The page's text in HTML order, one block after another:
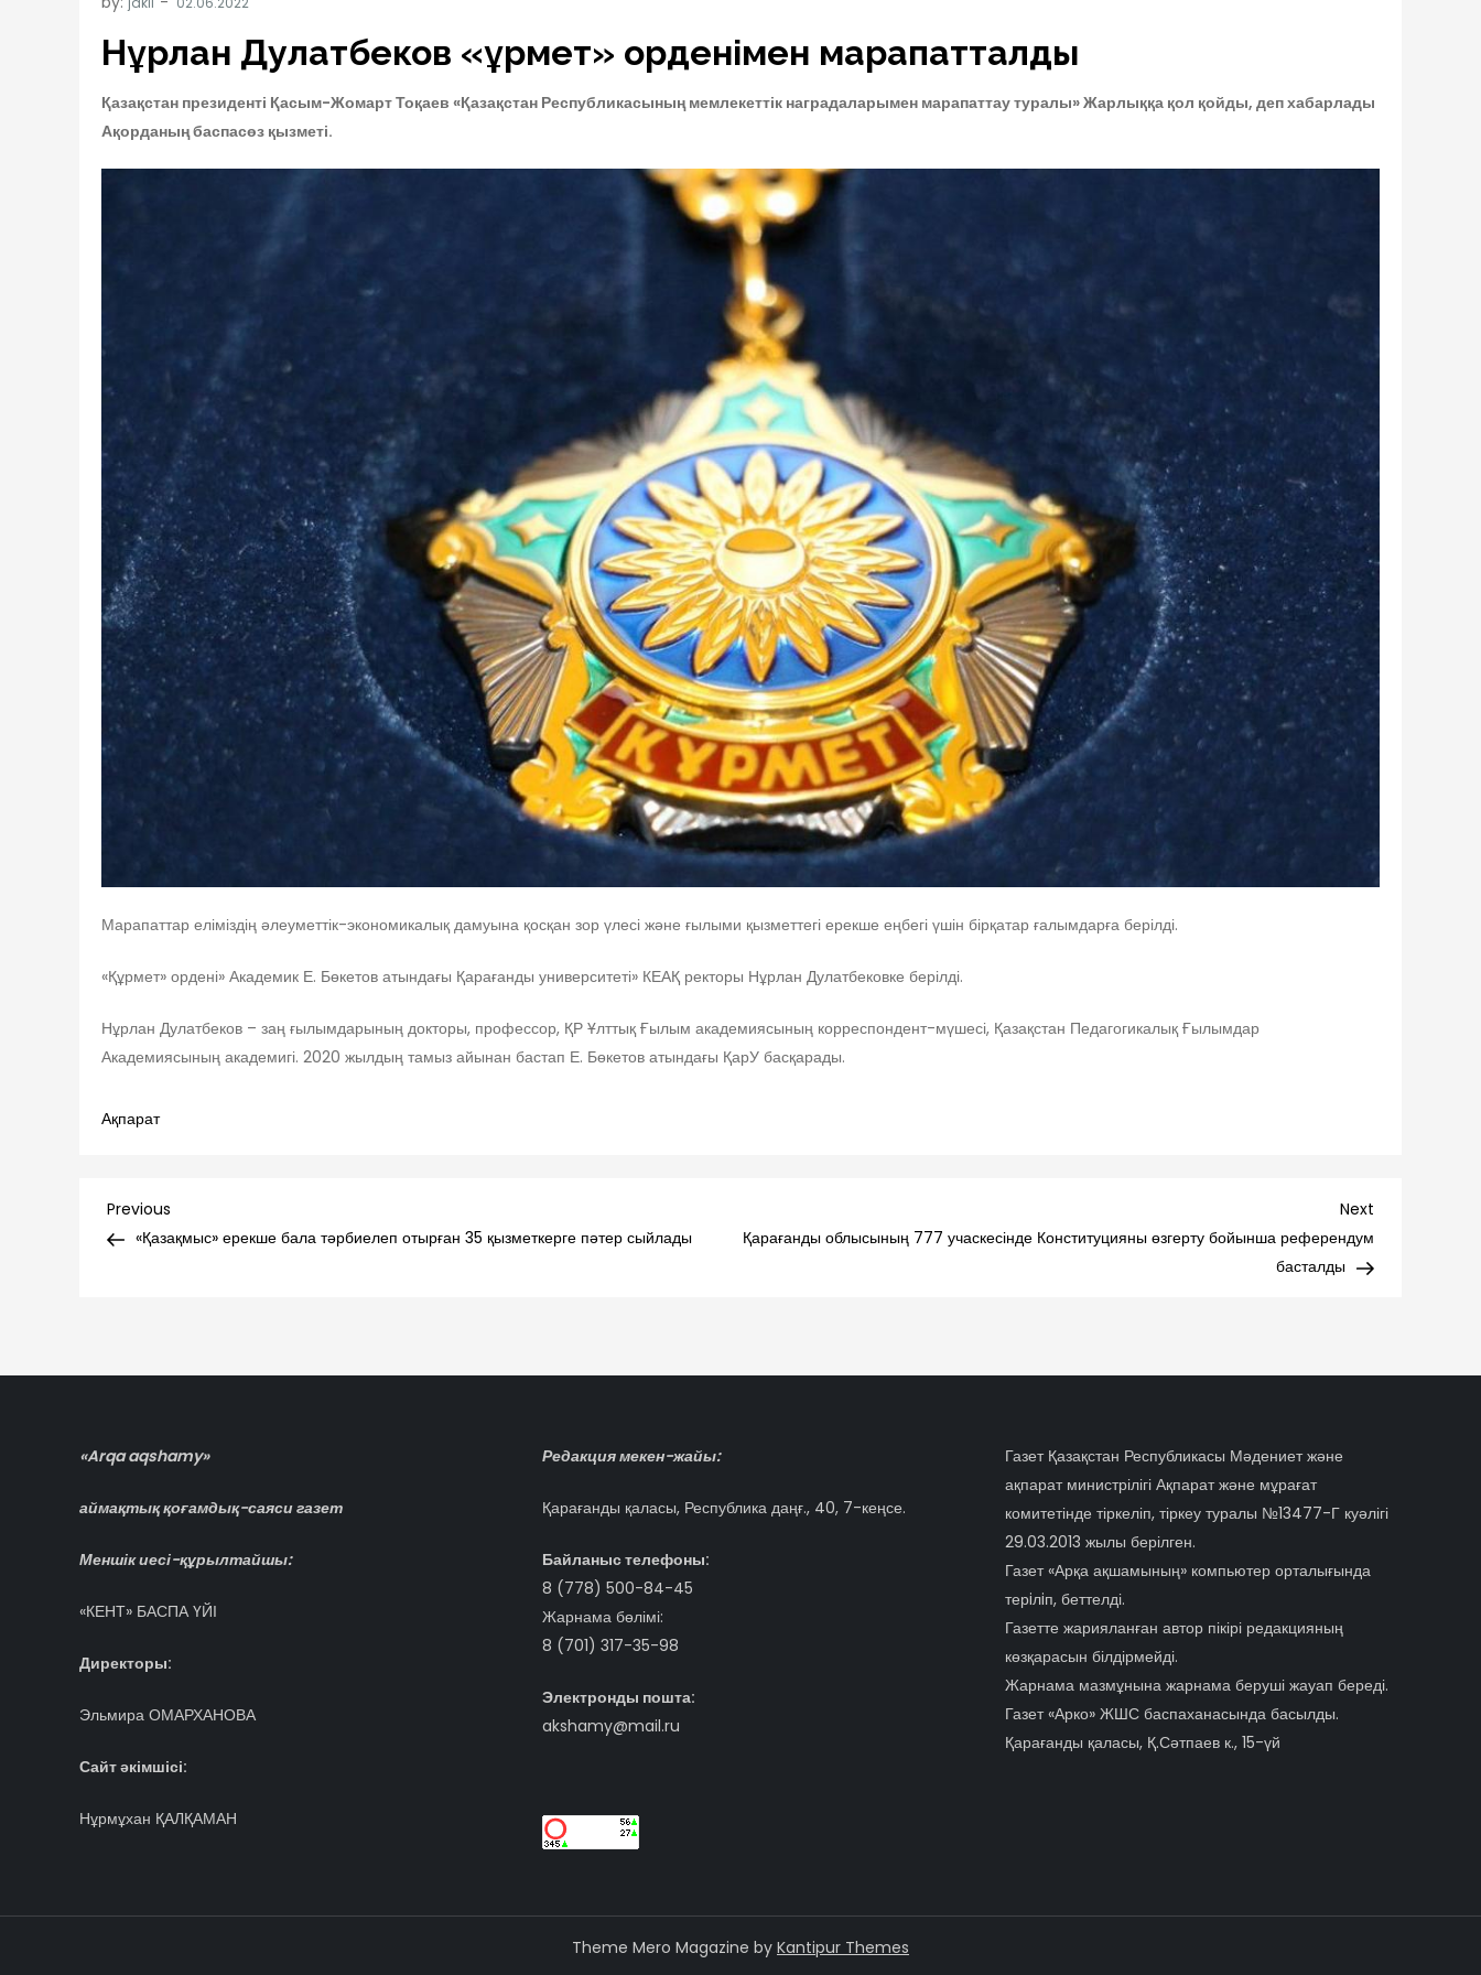
Нұрлан Дулатбеков «Құрмет» орденімен марапатталды
Қазақстан президенті Қасым-Жомарт Тоқаев «Қазақстан Республикасының мемлекеттік наградаларымен марапаттау туралы» Жарлыққа қол қойды, деп хабарлады
Ақорданың баспасөз қызметі.
Марапаттар еліміздің әлеуметтік-экономикалық дамуына қосқан зор үлесі және ғылыми қызметтегі ерекше еңбегі үшін бірқатар ғалымдарға берілді.
«Құрмет» ордені» Академик Е. Бөкетов атындағы Қарағанды университеті» КЕАҚ ректоры Нұрлан Дулатбековке берілді.
Нұрлан Дулатбеков – заң ғылымдарының докторы, профессор, ҚР Ұлттық Ғылым академиясының корреспондент-мүшесі, Қазақстан Педагогикалық Ғылымдар
Академиясының академигі. 2020 жылдың тамыз айынан бастап Е. Бөкетов атындағы ҚарУ басқарады.
Ақпарат
Навигация
Previous
Post
Previous
«Қазақмыс» ерекше бала тәрбиелеп отырған 35 қызметкерге пәтер сыйлады
Next
Қарағанды облысының 777 учаскесінде Конституцияны өзгерту бойынша референдум
басталды
«Arqa aqshamy»
аймақтық қоғамдық-саяси газет
Меншік иесі-құрылтайшы:
«КЕНТ» БАСПА ҮЙІ
Директоры:
Эльмира ОМАРХАНОВА
Сайт әкімшісі:
Нұрмұхан ҚАЛҚАМАН
Редакция мекен-жайы:
Қарағанды қаласы, Республика даңғ., 40, 7-кеңсе.
Байланыс телефоны:
8 (778) 500-84-45
Жарнама бөлімі:
8 (701) 317-35-98
Электронды пошта:
akshamy@mail.ru
Газет Қазақстан Республикасы Мәдениет және
ақпарат министрілігі Ақпарат және мұрағат
комитетінде тіркеліп, тіркеу туралы №13477-Г куәлігі
29.03.2013 жылы берілген.
Газет «Арқа ақшамының» компьютер орталығында
терiлiп, беттелді.
Газетте жарияланған автор пікірі редакцияның
көзқарасын білдірмейді.
Жарнама мазмұнына жарнама беруші жауап береді.
Газет «Арко» ЖШС баспаханасында басылды.
Қарағанды қаласы, Қ.Сәтпаев к., 15-үй
Theme Mero Magazine by Kantipur Themes